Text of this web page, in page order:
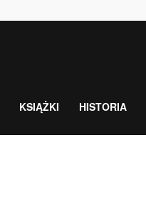
KSIĄŻKI HISTORIA